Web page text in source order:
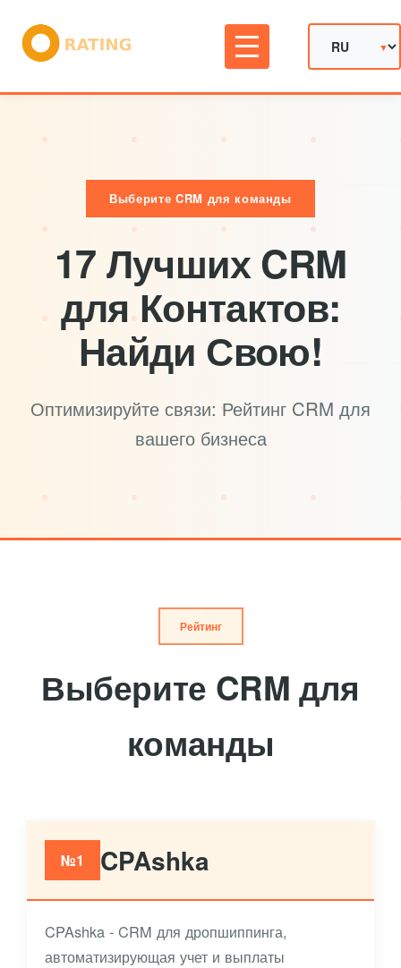
Выберите CRM для команды
17 Лучших CRM
для Контактов:
Найди Свою!
Оптимизируйте связи: Рейтинг CRM для
вашего бизнеса
Рейтинг
Выберите CRM для
команды
№1 CPAshka
CPAshka - CRM для дропшиппинга,
автоматизирующая учет и выплаты